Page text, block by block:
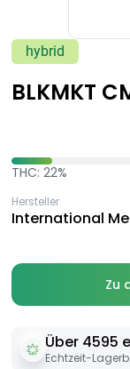
hybrid
BLKMKT
THC: 22%
Hersteller
International
Zu
Über 4595
Echtzeit-